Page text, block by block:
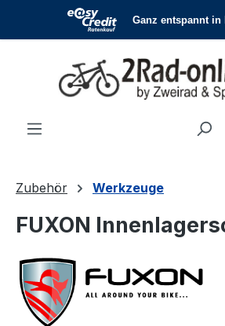
Zum Hauptinhalt springen
Zubehör Werkzeuge
FUXON